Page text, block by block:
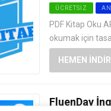
ÜCRETSIZ
PDF Kitap Oku
okumak için
HEMEN İNDIR
FluenDay